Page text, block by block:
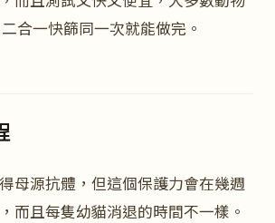
合一快篩同一次就能做完。
母源抗體，但這個保護力會在幾週
而且每隻幼貓消退的時間不一樣。